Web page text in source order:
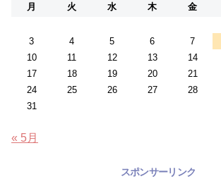
月 火 水 木 金
3
4 5 6 7
10
11 12 13 14
17
18 19 20 21
24
25 26 27 28
31
« 5月
スポンサーリンク